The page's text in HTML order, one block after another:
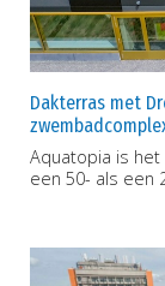
Dakterras met
Aquatopia is het
een 50- als een